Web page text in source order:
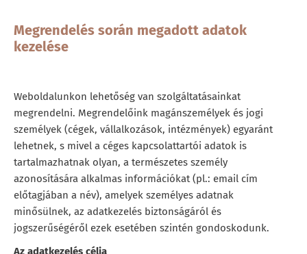
Megrendelés során megadott adatok
kezelése
Weboldalunkon lehetőség van szolgáltatásainkat
megrendelni. Megrendelőink magánszemélyek és jogi
személyek (cégek, vállalkozások, intézmények) egyaránt
lehetnek, s mivel a céges kapcsolattartói adatok is
tartalmazhatnak olyan, a természetes személy
azonosítására alkalmas információkat (pl.: email cím
előtagjában a név), amelyek személyes adatnak
minősülnek, az adatkezelés biztonságáról és
jogszerűségéről ezek esetében szintén gondoskodunk.
Az adatkezelés célja